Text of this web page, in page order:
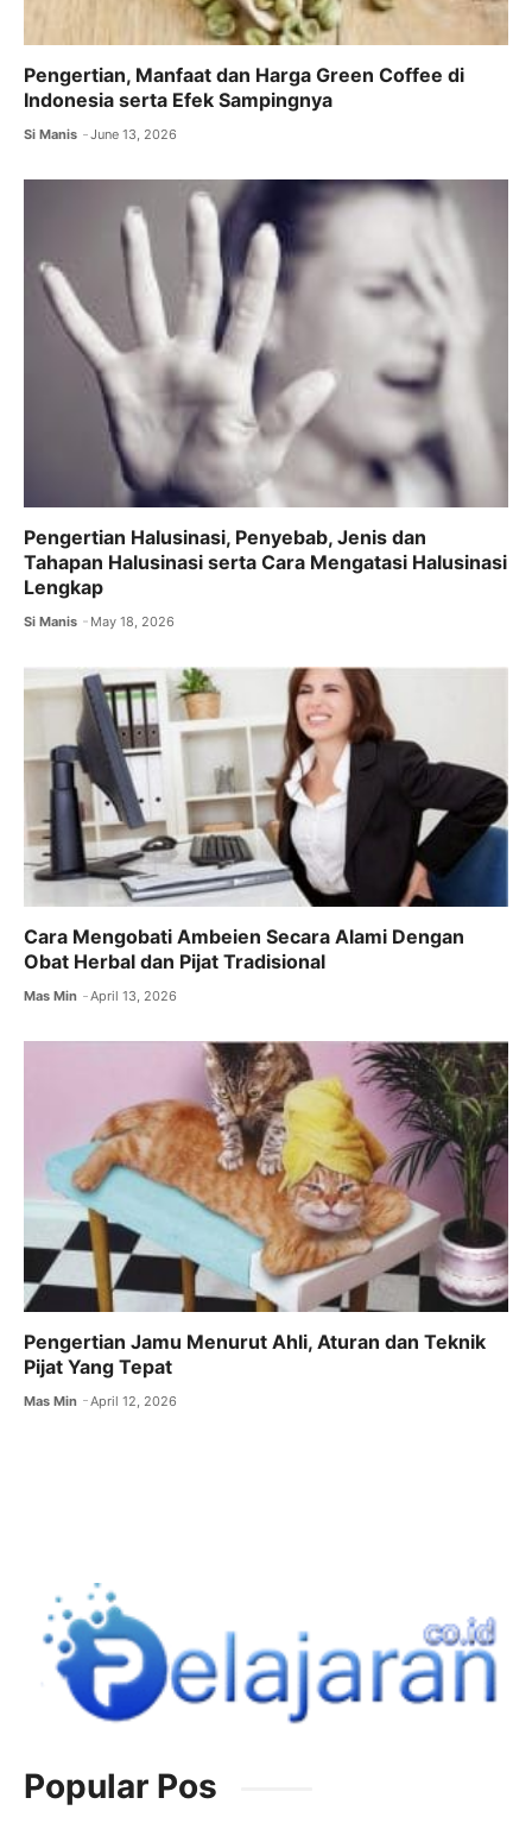
Pengertian, Manfaat dan Harga Green Coffee di
Indonesia serta Efek Sampingnya
Si Manis June 13, 2026
Pengertian Halusinasi, Penyebab, Jenis dan
Tahapan Halusinasi serta Cara Mengatasi Halusinasi
Lengkap
Si Manis May 18, 2026
Cara Mengobati Ambeien Secara Alami Dengan
Obat Herbal dan Pijat Tradisional
Mas Min April 13, 2026
Pengertian Jamu Menurut Ahli, Aturan dan Teknik
Pijat Yang Tepat
Mas Min April 12, 2026
Popular Pos